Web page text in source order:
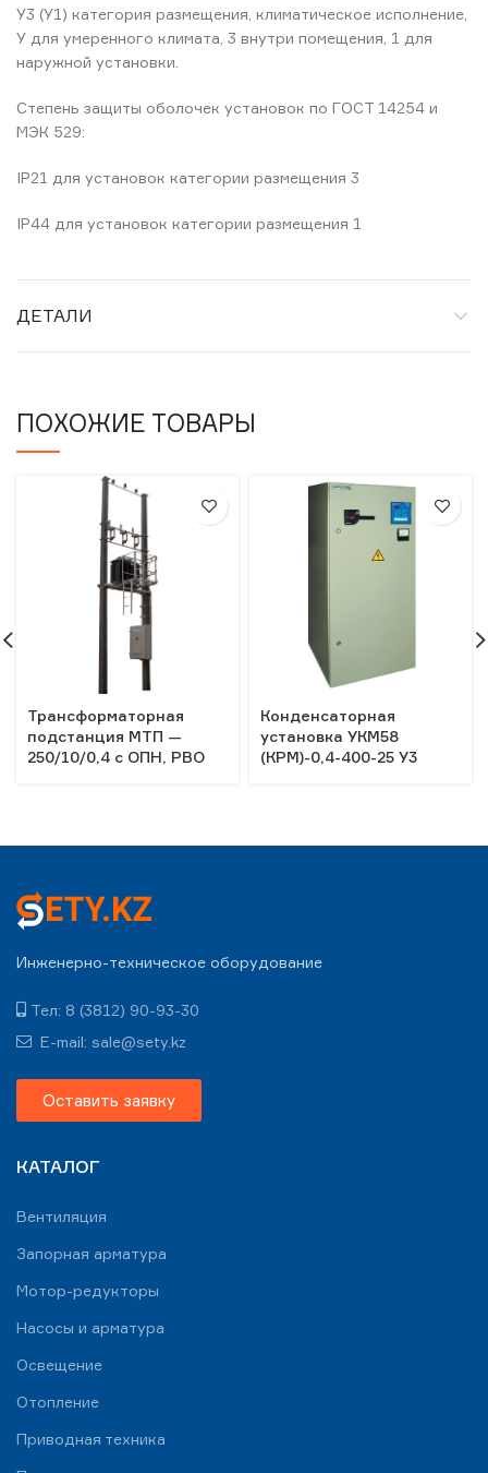
У3 (У1) категория размещения, климатическое исполнение,
У для умеренного климата, 3 внутри помещения, 1 для
наружной установки.
Степень защиты оболочек установок по ГОСТ 14254 и
МЭК 529:
IP21 для установок категории размещения 3
IP44 для установок категории размещения 1
ДЕТАЛИ
ПОХОЖИЕ ТОВАРЫ
Трансформаторная
подстанция МТП —
250/10/0,4 с ОПН, РВО
Конденсаторная
установка УКМ58
(КРМ)-0,4-400-25 У3
Инженерно-техническое оборудование
Тел: 8 (3812) 90-93-30
E-mail: sale@sety.kz
Оставить заявку
КАТАЛОГ
Вентиляция
Запорная арматура
Мотор-редукторы
Насосы и арматура
Освещение
Отопление
Приводная техника